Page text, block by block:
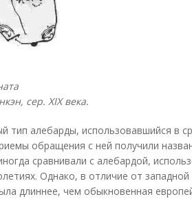
сер. XIX века.
тип алебарды, использовавшийся в
обращения с ней получили
сравнивали с алебардой,
Однако, в отличие от
длиннее, чем обыкновенная